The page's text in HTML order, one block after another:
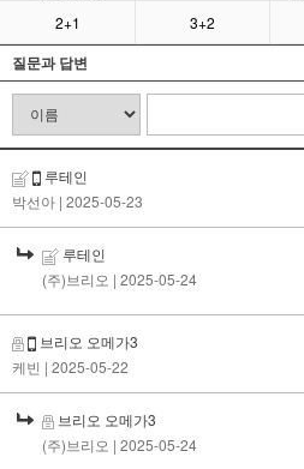
2+1 3+2
질문과 답변
루테인
박선아 | 2025-05-23
루테인
(주)브리오 | 2025-05-24
브리오 오메가3
케빈 | 2025-05-22
브리오 오메가3
(주)브리오 | 2025-05-24